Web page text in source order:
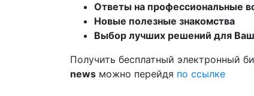
Ответы на профессиональные
Новые полезные знакомства
Выбор лучших решений для
Получить бесплатный электронный
news можно перейдя по ссылке